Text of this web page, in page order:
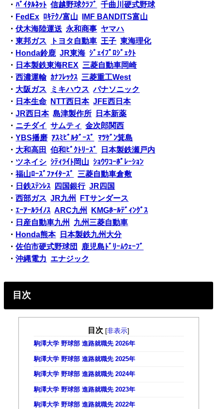
・ﾊﾞｲﾀﾙﾈｯﾄ 信越野球ｸﾗﾌﾞ
千曲川硬式野球
・ FedEx ﾛｷﾃｸﾉ富山
IMF BANDITS富山
・伏木海陸運送 永和商事 ヤマハ
・東邦ガス トヨタ自動車 王子 東海理化
・ Honda鈴鹿 JR東海 ｼﾞｪｲﾌﾟﾛｼﾞｪｸﾄ
・ 日本製鉄東海REX 三菱自動車岡崎
・西濃運輸 ｶﾅﾌﾚｯｸｽ 三菱重工West
・ 大阪ガス ミキハウス パナソニック
・ 日本生命 NTT西日本 JFE西日本
・JR西日本 島津製作所
日本新薬
・ ニチダイ サムティ
金次郎関西
・YBS播磨 ｱｽﾐﾋﾞﾙﾀﾞｰｽﾞ
ﾏﾂｹﾞﾝ箕島
・ 大和高田 伯和ﾋﾞｸﾄﾘｰｽﾞ
日本製鉄瀬戸内
・ ツネイシ ｼﾃｨﾗｲﾄ岡山 ｼｮｳﾜｺｰﾎﾟﾚｰｼｮﾝ
・福山ﾛｰｽﾞﾌｧｲﾀｰｽﾞ
三菱自動車倉敷
・ 日鉄ｽﾃﾝﾚｽ 四国銀行 JR四国
・西部ガス JR九州
FTサンダース
・ｴｰｱｰﾙﾗｲﾉｽ ARC九州
KMGﾎｰﾙﾃﾞｨﾝｸﾞｽ
・ 日産自動車九州
九州三菱自動車
・ Honda熊本
日本製鉄九州大分
・佐伯市硬式野球団
鹿児島ﾄﾞﾘｰﾑｳｪｰﾌﾞ
・沖縄電力 エナジック
目次
目次 [非表示]
駒澤大学 野球部 進路就職先 2026年
駒澤大学 野球部 進路就職先 2025年
駒澤大学 野球部 進路就職先 2024年
駒澤大学 野球部 進路就職先 2023年
駒澤大学 野球部 進路就職先 2022年